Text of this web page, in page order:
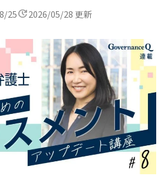
セミナー情報
25 2026/05/28 更新